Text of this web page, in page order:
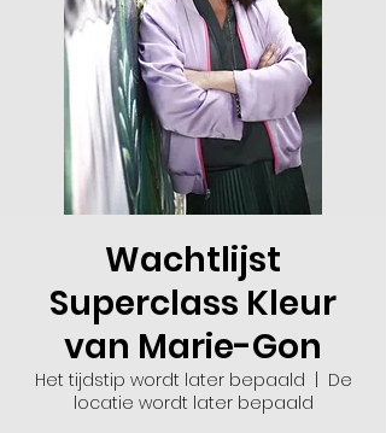
Wachtlijst
Superclass Kleur
van Marie-Gon
Het tijdstip wordt later bepaald
De
locatie wordt later bepaald